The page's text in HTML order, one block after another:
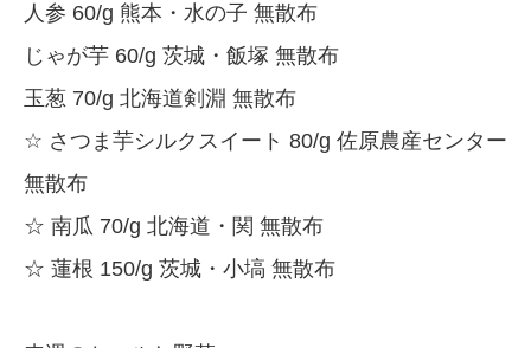
人参 60/g 熊本・水の子 無散布
じゃが芋 60/g 茨城・飯塚 無散布
玉葱 70/g 北海道剣淵 無散布
☆ さつま芋シルクスイート 80/g 佐原農産センター
無散布
☆ 南瓜 70/g 北海道・関 無散布
☆ 蓮根 150/g 茨城・小塙 無散布